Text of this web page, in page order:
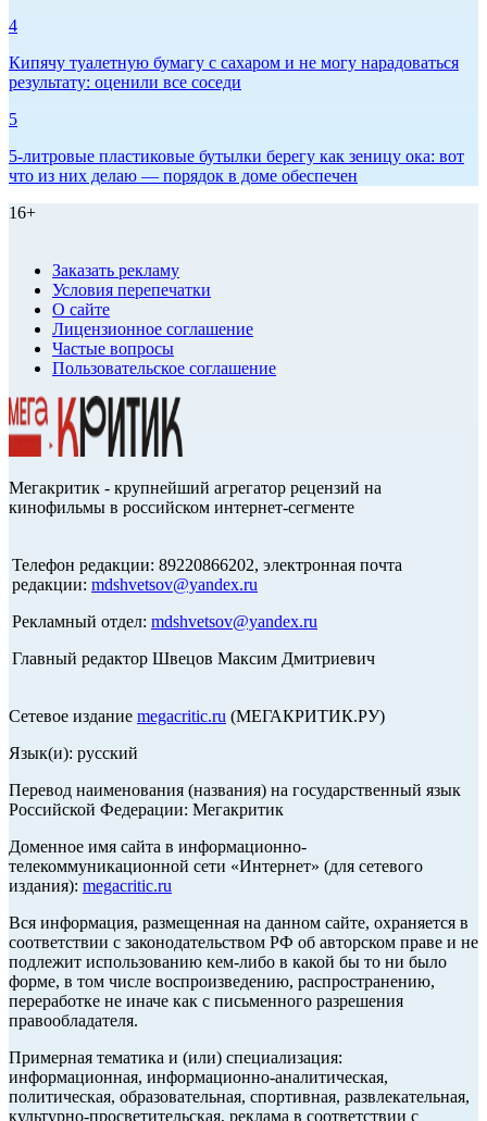
4
Кипячу туалетную бумагу с сахаром и не могу нарадоваться
результату: оценили все соседи
5
5-литровые пластиковые бутылки берегу как зеницу ока: вот
что из них делаю — порядок в доме обеспечен
16+
Заказать рекламу
Условия перепечатки
О сайте
Лицензионное соглашение
Частые вопросы
Пользовательское соглашение
Мегакритик - крупнейший агрегатор рецензий на
кинофильмы в российском интернет-сегменте
Телефон редакции: 89220866202, электронная почта
редакции: mdshvetsov@yandex.ru
Рекламный отдел: mdshvetsov@yandex.ru
Главный редактор Швецов Максим Дмитриевич
Сетевое издание megacritic.ru (МЕГАКРИТИК.РУ)
Язык(и): русский
Перевод наименования (названия) на государственный язык
Российской Федерации: Мегакритик
Доменное имя сайта в информационно-
телекоммуникационной сети «Интернет» (для сетевого
издания): megacritic.ru
Вся информация, размещенная на данном сайте, охраняется в
соответствии с законодательством РФ об авторском праве и не
подлежит использованию кем-либо в какой бы то ни было
форме, в том числе воспроизведению, распространению,
переработке не иначе как с письменного разрешения
правообладателя.
Примерная тематика и (или) специализация:
информационная, информационно-аналитическая,
политическая, образовательная, спортивная, развлекательная,
культурно-просветительская, реклама в соответствии с